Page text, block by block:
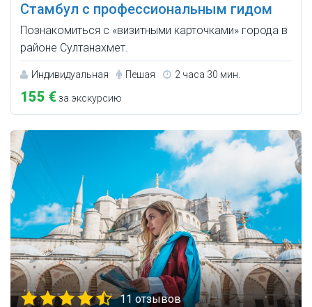
Стамбул с профессиональным гидом
Познакомиться с «визитными карточками» города в
районе Султанахмет.
Индивидуальная Пешая 2 часа 30 мин.
155 €за экскурсию
11 отзывов